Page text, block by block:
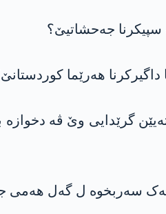
جەحشاتیێ؟
داگیرکرنا ھەرێما
گرێدایی وێ ڤە دخوازە
سەربخوە ل گەل ھەمی